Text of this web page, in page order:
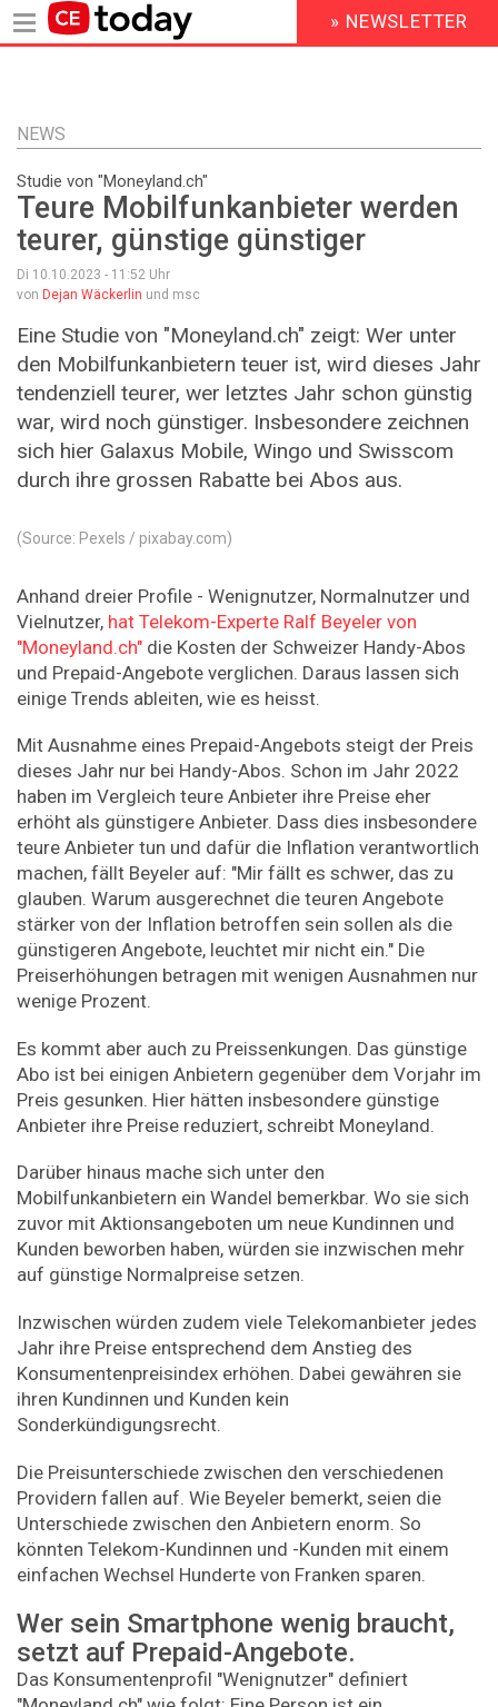
Inhalt
HEADER
MENU
» NEWSLETTER
NEWS
Studie von "Moneyland.ch"
Teure Mobilfunkanbieter werden
teurer, günstige günstiger
Di 10.10.2023 - 11:52 Uhr
von Dejan Wäckerlin und msc
Eine Studie von "Moneyland.ch" zeigt: Wer unter
den Mobilfunkanbietern teuer ist, wird dieses Jahr
tendenziell teurer, wer letztes Jahr schon günstig
war, wird noch günstiger. Insbesondere zeichnen
sich hier Galaxus Mobile, Wingo und Swisscom
durch ihre grossen Rabatte bei Abos aus.
(Source: Pexels / pixabay.com)
Anhand dreier Profile - Wenignutzer, Normalnutzer und
Vielnutzer, hat Telekom-Experte Ralf Beyeler von
"Moneyland.ch" die Kosten der Schweizer Handy-Abos
und Prepaid-Angebote verglichen. Daraus lassen sich
einige Trends ableiten, wie es heisst.
Mit Ausnahme eines Prepaid-Angebots steigt der Preis
dieses Jahr nur bei Handy-Abos. Schon im Jahr 2022
haben im Vergleich teure Anbieter ihre Preise eher
erhöht als günstigere Anbieter. Dass dies insbesondere
teure Anbieter tun und dafür die Inflation verantwortlich
machen, fällt Beyeler auf: "Mir fällt es schwer, das zu
glauben. Warum ausgerechnet die teuren Angebote
stärker von der Inflation betroffen sein sollen als die
günstigeren Angebote, leuchtet mir nicht ein." Die
Preiserhöhungen betragen mit wenigen Ausnahmen nur
wenige Prozent.
Es kommt aber auch zu Preissenkungen. Das günstige
Abo ist bei einigen Anbietern gegenüber dem Vorjahr im
Preis gesunken. Hier hätten insbesondere günstige
Anbieter ihre Preise reduziert, schreibt Moneyland.
Darüber hinaus mache sich unter den
Mobilfunkanbietern ein Wandel bemerkbar. Wo sie sich
zuvor mit Aktionsangeboten um neue Kundinnen und
Kunden beworben haben, würden sie inzwischen mehr
auf günstige Normalpreise setzen.
Inzwischen würden zudem viele Telekomanbieter jedes
Jahr ihre Preise entsprechend dem Anstieg des
Konsumentenpreisindex erhöhen. Dabei gewähren sie
ihren Kundinnen und Kunden kein
Sonderkündigungsrecht.
Die Preisunterschiede zwischen den verschiedenen
Providern fallen auf. Wie Beyeler bemerkt, seien die
Unterschiede zwischen den Anbietern enorm. So
könnten Telekom-Kundinnen und -Kunden mit einem
einfachen Wechsel Hunderte von Franken sparen.
Wer sein Smartphone wenig braucht,
setzt auf Prepaid-Angebote.
Das Konsumentenprofil "Wenignutzer" definiert